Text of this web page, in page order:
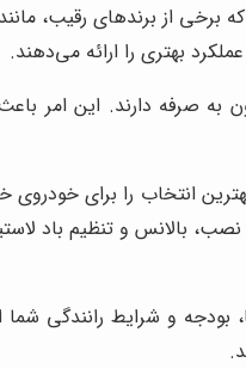
برخی از برندهای رقیب،
بهتری را ارائه می‌دهند.
به صرفه دارند. این
انتخاب را برای خودروی
بالانس و تنظیم باد
و شرایط رانندگی